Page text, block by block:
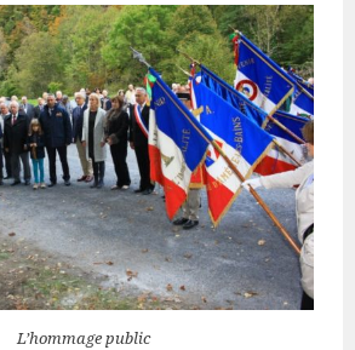
L’hommage public